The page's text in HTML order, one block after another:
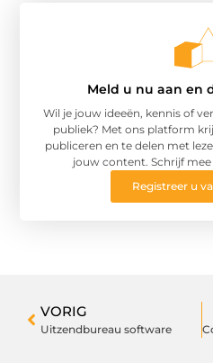
Meld u nu aan en
Wil je jouw ideeën, kennis of
publiek? Met ons platform
publiceren en te delen met
jouw content. Schrijf
Registreer u
VORIG
Uitzendbureau software